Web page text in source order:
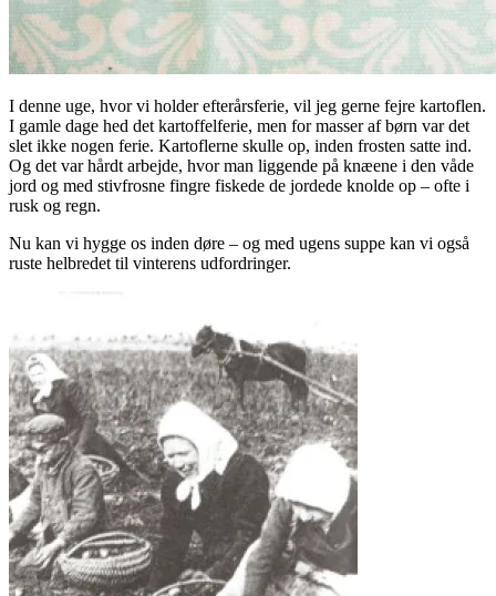
I denne uge, hvor vi holder efterårsferie, vil jeg gerne fejre kartoflen.
I gamle dage hed det kartoffelferie, men for masser af børn var det
slet ikke nogen ferie. Kartoflerne skulle op, inden frosten satte ind.
Og det var hårdt arbejde, hvor man liggende på knæene i den våde
jord og med stivfrosne fingre fiskede de jordede knolde op – ofte i
rusk og regn.
Nu kan vi hygge os inden døre – og med ugens suppe kan vi også
ruste helbredet til vinterens udfordringer.